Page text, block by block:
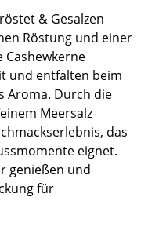
& Gesalzen
Röstung und einer
Cashewkerne
und entfalten beim
Aroma. Durch die
Meersalz
das
eignet.
genießen und
für